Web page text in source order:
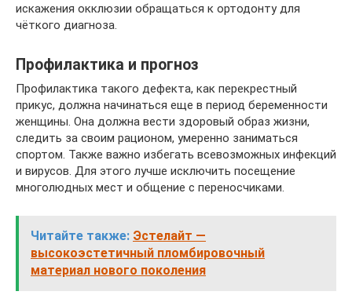
искажения окклюзии обращаться к ортодонту для
чёткого диагноза.
Профилактика и прогноз
Профилактика такого дефекта, как перекрестный
прикус, должна начинаться еще в период беременности
женщины. Она должна вести здоровый образ жизни,
следить за своим рационом, умеренно заниматься
спортом. Также важно избегать всевозможных инфекций
и вирусов. Для этого лучше исключить посещение
многолюдных мест и общение с переносчиками.
Читайте также: Эстелайт —
высокоэстетичный пломбировочный
материал нового поколения